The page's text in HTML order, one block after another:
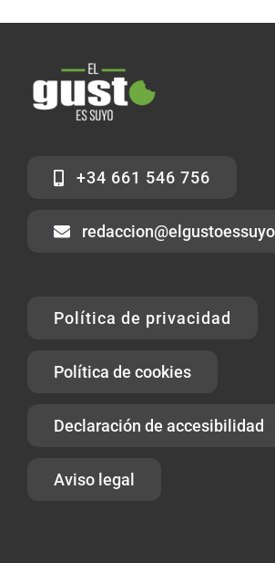
+34 661 546 756
Política de privacidad
Política de cookies
Declaración de accesibilidad
Aviso legal